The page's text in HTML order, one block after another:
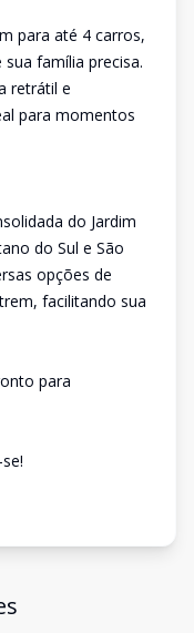
para até 4 carros,
família precisa.
retrátil e
para momentos
do Jardim
do Sul e São
opções de
facilitando sua
para